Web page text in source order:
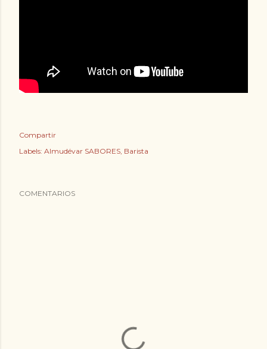
Compartir
Labels: Almudévar SABORES Barista
COMENTARIOS